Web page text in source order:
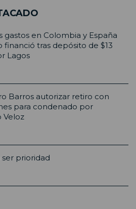
gastos en Colombia y España
financió tras depósito de $13
Lagos
Barros autorizar retiro con
para condenado por
Veloz
ser prioridad